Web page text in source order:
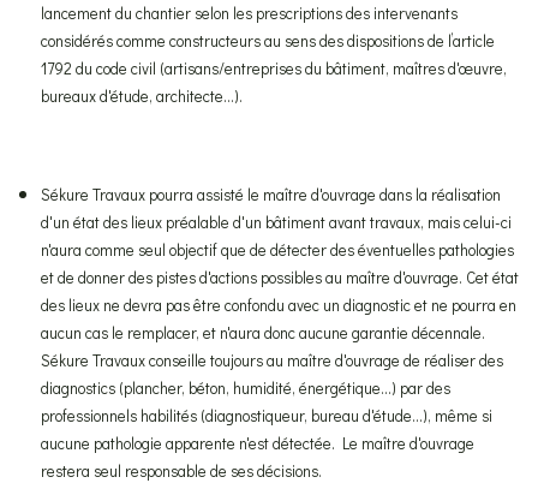
lancement du chantier selon les prescriptions des intervenants
considérés comme constructeurs au sens des dispositions de l’article
1792 du code civil (artisans/entreprises du bâtiment, maîtres d'œuvre,
bureaux d'étude, architecte...).
Sékure Travaux pourra assisté le maître d'ouvrage dans la réalisation
d'un état des lieux préalable d'un bâtiment avant travaux, mais celui-ci
n'aura comme seul objectif que de détecter des éventuelles pathologies
et de donner des pistes d'actions possibles au maître d'ouvrage. Cet état
des lieux ne devra pas être confondu avec un diagnostic et ne pourra en
aucun cas le remplacer, et n'aura donc aucune garantie décennale.
Sékure Travaux conseille toujours au maître d'ouvrage de réaliser des
diagnostics (plancher, béton, humidité, énergétique...) par des
professionnels habilités (diagnostiqueur, bureau d'étude...), même si
aucune pathologie apparente n'est détectée. Le maître d'ouvrage
restera seul responsable de ses décisions.